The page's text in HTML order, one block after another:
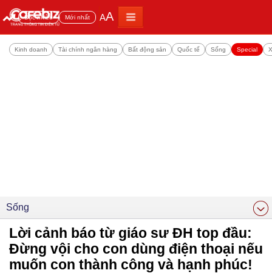
Đọc nhiều Mới nhất AA
Kinh doanh Tài chính ngân hàng Bất động sản Quốc tế Sống Special
Sống
Lời cảnh báo từ giáo sư ĐH top đầu:
Đừng vội cho con dùng điện thoại nếu
muốn con thành công và hạnh phúc!